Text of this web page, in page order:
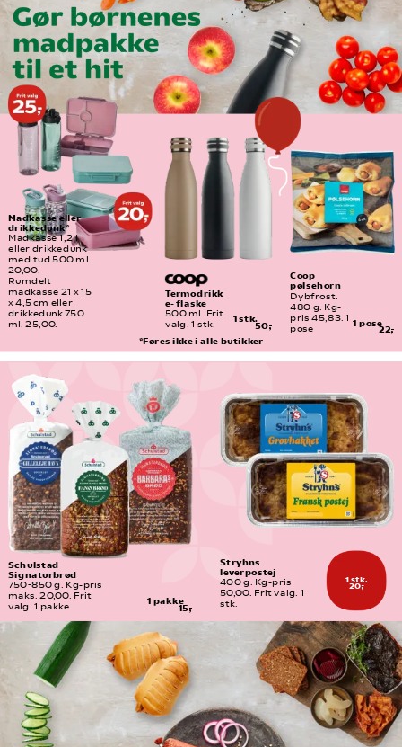
Madkasse eller
drikkedunk*
Madkasse 1,2 l
eller drikkedunk
med tud 500 ml.
20,00.
Rumdelt
madkasse 21 x 15
x 4,5 cm eller
drikkedunk 750
ml. 25,00.
1 stk.
50,-
Termodrikk
e- flaske
500 ml. Frit
valg. 1 stk.
*Føres ikke i alle butikker
1 pose
22,-
Coop
pølsehorn
Dybfrost.
480 g. Kg-
pris 45,83. 1
pose
1 pakke
15,-
Schulstad
Signaturbrød
750-850 g. Kg-pris
maks. 20,00. Frit
valg. 1 pakke
1 stk.
20,-
Stryhns
leverpostej
400 g. Kg-pris
50,00. Frit valg. 1
stk.